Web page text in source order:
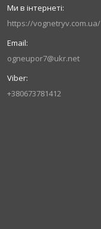
https://vognetryv.com.ua/
ogneupor7@ukr.net
+380673781412